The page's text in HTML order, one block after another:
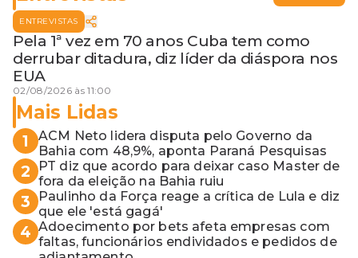
ENTREVISTAS
Pela 1ª vez em 70 anos Cuba tem como
derrubar ditadura, diz líder da diáspora nos
EUA
02/08/2026 às 11:00
Mais Lidas
1
ACM Neto lidera disputa pelo Governo da
Bahia com 48,9%, aponta Paraná Pesquisas
2
PT diz que acordo para deixar caso Master de
fora da eleição na Bahia ruiu
3
Paulinho da Força reage a crítica de Lula e diz
que ele 'está gagá'
4 Adoecimento por bets afeta empresas com
faltas, funcionários endividados e pedidos de